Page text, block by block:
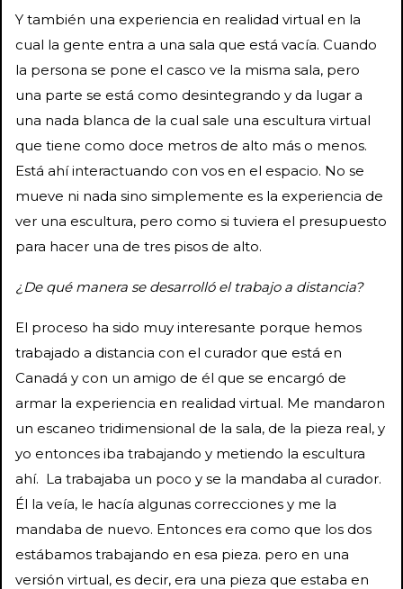
Y también una experiencia en realidad virtual en la
cual la gente entra a una sala que está vacía. Cuando
la persona se pone el casco ve la misma sala, pero
una parte se está como desintegrando y da lugar a
una nada blanca de la cual sale una escultura virtual
que tiene como doce metros de alto más o menos.
Está ahí interactuando con vos en el espacio. No se
mueve ni nada sino simplemente es la experiencia de
ver una escultura, pero como si tuviera el presupuesto
para hacer una de tres pisos de alto.
¿De qué manera se desarrolló el trabajo a distancia?
El proceso ha sido muy interesante porque hemos
trabajado a distancia con el curador que está en
Canadá y con un amigo de él que se encargó de
armar la experiencia en realidad virtual. Me mandaron
un escaneo tridimensional de la sala, de la pieza real, y
yo entonces iba trabajando y metiendo la escultura
ahí. La trabajaba un poco y se la mandaba al curador.
Él la veía, le hacía algunas correcciones y me la
mandaba de nuevo. Entonces era como que los dos
estábamos trabajando en esa pieza. pero en una
versión virtual, es decir, era una pieza que estaba en